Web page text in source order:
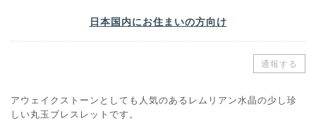
日本国内にお住まいの方向け
通報する
アウェイクストーンとしても人気のあるレムリアン水晶の少し珍
しい丸玉ブレスレットです。